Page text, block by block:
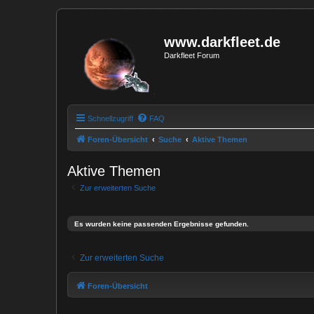
www.darkfleet.de
Darkfleet Forum
Schnellzugriff FAQ
Foren-Übersicht Suche Aktive Themen
Aktive Themen
Zur erweiterten Suche
Es wurden keine passenden Ergebnisse gefunden.
Zur erweiterten Suche
Foren-Übersicht